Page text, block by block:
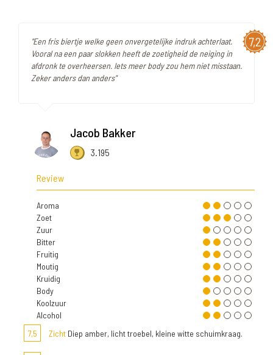
7,2
"Een fris biertje welke geen onvergetelijke indruk achterlaat.
Vooral na een paar slokken heeft de zoetigheid de neiging in
afdronk te overheersen. Iets meer body zou hem niet misstaan.
Zeker anders dan anders"
Jacob Bakker
3.195
Review
Aroma
Zoet
Zuur
Bitter
Fruitig
Moutig
Kruidig
Body
Koolzuur
Alcohol
7,5
Zicht Diep amber, licht troebel, kleine witte schuimkraag.